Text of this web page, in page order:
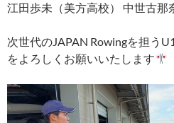
江田歩未（美方高校） 中世古那
次世代のJAPAN Rowingを担う
をよろしくお願いいたします